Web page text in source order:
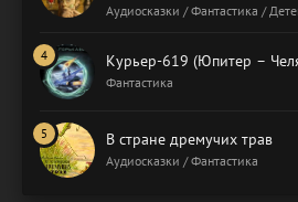
Аудиосказки / Фантастика /
Курьер-619 (Юпитер –
Фантастика
В стране дремучих трав
Аудиосказки / Фантастика